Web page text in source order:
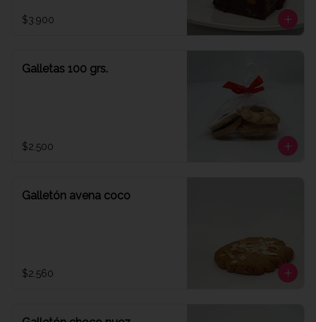
$3.900
Galletas 100 grs.
$2.500
Galletón avena coco
$2.560